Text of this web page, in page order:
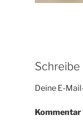
Deine E-
Kommentar